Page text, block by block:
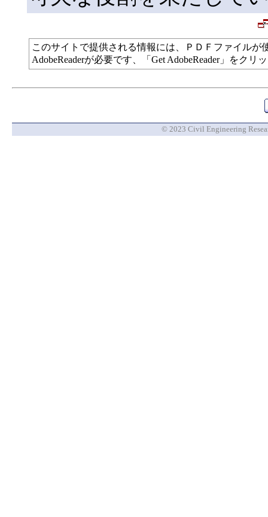
このサイトで提供される情報には、ＰＤＦファイル
AdobeReaderが必要です、「Get AdobeReader」をク
© 2023 Civil Engineering